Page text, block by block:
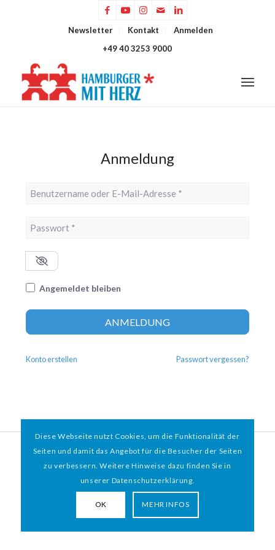
Newsletter Kontakt
Anmelden
+49 40 3253 9000
Anmeldung
Benutzername oder E-Mail-Adresse
Passwort *
Angemeldet bleiben
ANMELDUNG
Konto erstellen Passwort vergessen?
© 2026 HAMBURGER*MIT HERZ e.V. | WEBDESIGN BY WEBIGAMI
Diese Webseite nutzt Cookies, um die Funktionalität der
Seiten und damit das Angebot für die Besucher der Seiten
zu verbessern. Weitere Hinweise dazu finden Sie in
unserer Datenschutzerklärung.
OK MEHR INFOS